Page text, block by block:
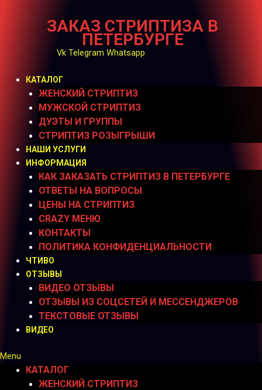
содержимомуЗАКАЗ СТРИПТИЗА В
ПЕТЕРБУРГЕ
Vk Telegram Whatsapp
КАТАЛОГ
ЖЕНСКИЙ СТРИПТИЗ
МУЖСКОЙ СТРИПТИЗ
ДУЭТЫ И ГРУППЫ
СТРИПТИЗ РОЗЫГРЫШИ
НАШИ УСЛУГИ
ИНФОРМАЦИЯ
КАК ЗАКАЗАТЬ СТРИПТИЗ В ПЕТЕРБУРГЕ
ОТВЕТЫ НА ВОПРОСЫ
ЦЕНЫ НА СТРИПТИЗ
CRAZY МЕНЮ
КОНТАКТЫ
ПОЛИТИКА КОНФИДЕНЦИАЛЬНОСТИ
ЧТИВО
ОТЗЫВЫ
ВИДЕО ОТЗЫВЫ
ОТЗЫВЫ ИЗ СОЦСЕТЕЙ И МЕССЕНДЖЕРОВ
ТЕКСТОВЫЕ ОТЗЫВЫ
ВИДЕО
Menu
КАТАЛОГ
ЖЕНСКИЙ СТРИПТИЗ